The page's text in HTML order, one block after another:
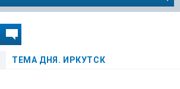
ТЕМА ДНЯ. ИРКУТСК